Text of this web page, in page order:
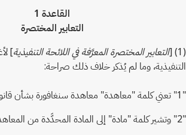
القاعدة 1
التعابير المختصرة
(1) [
التعابير المختصرة المعرَّفة في اللائحة التنفيذية]
التنفيذية، وما لم يُذكر خلاف ذلك صراحة:
"1" تعني كلمة "معاهدة" معاهدة سنغافورة بشأن قانون العلامات؛
"2" وتشير كلمة "مادة" إلى المادة المحدَّدة من المعاهدة؛